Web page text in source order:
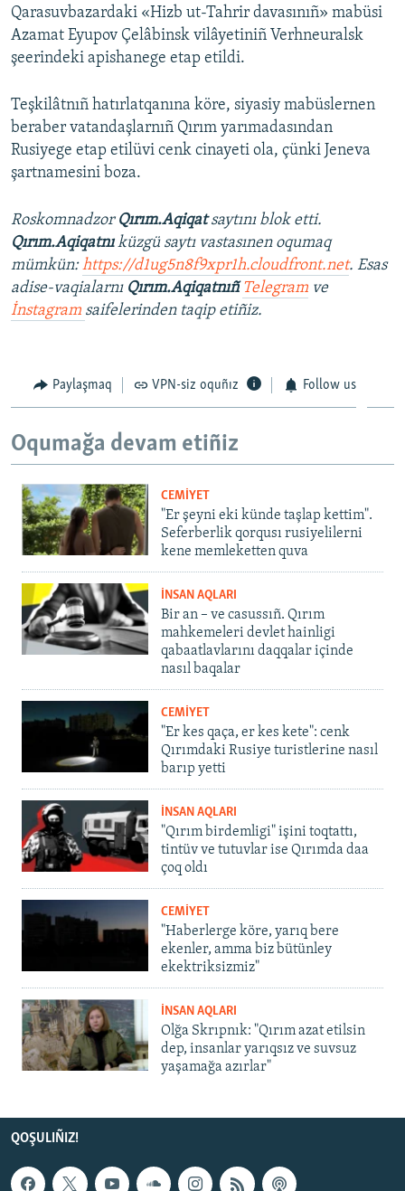
Qarasuvbazardaki «Hizb ut-Tahrir davasınıñ» mabüsi
Azamat Eyupov Çelâbinsk vilâyetiniñ Verhneuralsk
şeerindeki apishanege etap etildi.
Teşkilâtnıñ hatırlatqanına köre, siyasiy mabüslernen
beraber vatandaşlarnıñ Qırım yarımadasından
Rusiyege etap etilüvi cenk cinayeti ola, çünki Jeneva
şartnamesini boza.
Roskomnadzor Qırım.Aqiqatsaytını blok etti.
Qırım.Aqiqatnıküzgü saytı vastasınen oqumaq
mümkün:https://d1ug5n8f9xpr1h.cloudfront.net. Esas
adise-vaqialarnı Qırım.AqiqatnıñTelegram ve
İnstagram saifelerinden taqip etiñiz.
Paylaşmaq VPN-siz oquñız Follow us
Oqumağa devam etiñiz
CEMİYET
"Er şeyni eki künde taşlap kettim".
Seferberlik qorqusı rusiyelilerni
kene memleketten quva
İNSAN AQLARI
Bir an – ve casussıñ. Qırım
mahkemeleri devlet hainligi
qabaatlavlarını daqqalar içinde
nasıl baqalar
CEMİYET
"Er kes qaça, er kes kete": cenk
Qırımdaki Rusiye turistlerine nasıl
barıp yetti
İNSAN AQLARI
"Qırım birdemligi" işini toqtattı,
tintüv ve tutuvlar ise Qırımda daa
çoq oldı
CEMİYET
"Haberlerge köre, yarıq bere
ekenler, amma biz bütünley
ekektriksizmiz"
İNSAN AQLARI
Olğa Skrıpnık: "Qırım azat etilsin
dep, insanlar yarıqsız ve suvsuz
yaşamağa azırlar"
QOŞULIÑIZ!